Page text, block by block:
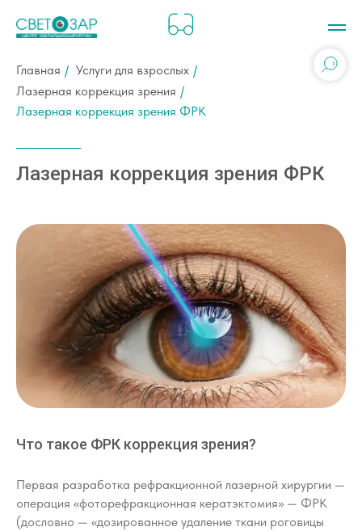
Главная / Услуги для взрослых /
Лазерная коррекция зрения /
Лазерная коррекция зрения ФРК
Лазерная коррекция зрения ФРК
Что такое ФРК коррекция зрения?
Первая разработка рефракционной лазерной хирургии —
операция «фоторефракционная кератэктомия» — ФРК
(дословно — «дозированное удаление ткани роговицы